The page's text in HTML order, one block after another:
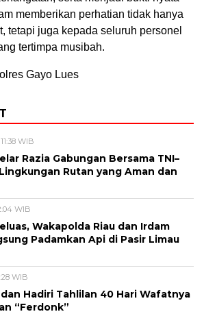
memberikan perhatian tidak hanya
tetapi juga kepada seluruh personel
tertimpa musibah.
Gayo Lues
WIB
Razia Gabungan Bersama TNI–
Rutan yang Aman dan
WIB
Wakapolda Riau dan Irdam
Padamkan Api di Pasir Limau
WIB
Hadiri Tahlilan 40 Hari Wafatnya
“Ferdonk”